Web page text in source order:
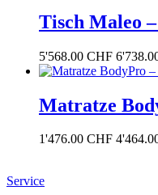
Tisch Maleo
5'568.00 CHF
Matratze
1'476.00 CHF
Service